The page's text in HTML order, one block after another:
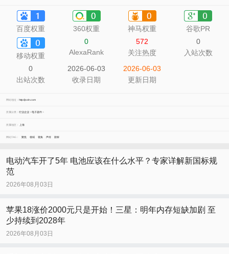
百度权重 360权重 神马权重 谷歌PR
移动权重
0
AlexaRank
572
关注热度
0
入站次数
0
出站次数
2026-06-03
收录日期
2026-06-03
更新日期
网站地址： http://jsoln.com
所属分类： 行业企业>电子器件>
所属地区： 上海
网站TAG： 聚焦 领域 视角 声传 新鲜
电动汽车开了5年 电池应该在什么水平？专家详解新国标规
范
2026年08月03日
苹果18涨价2000元只是开始！三星：明年内存短缺加剧 至
少持续到2028年
2026年08月03日